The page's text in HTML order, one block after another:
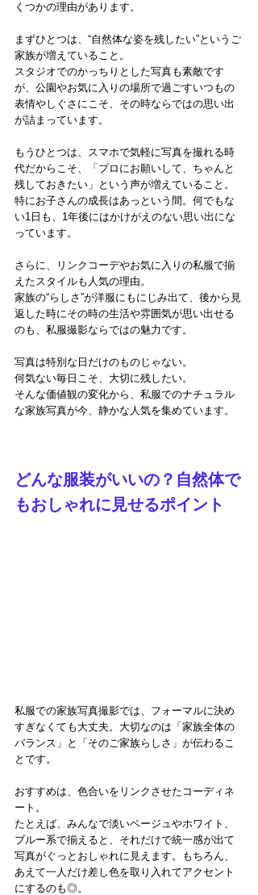
くつかの理由があります。
まずひとつは、“自然体な姿を残したい”というご
家族が増えていること。
スタジオでのかっちりとした写真も素敵です
が、公園やお気に入りの場所で過ごすいつもの
表情やしぐさにこそ、その時ならではの思い出
が詰まっています。
もうひとつは、スマホで気軽に写真を撮れる時
代だからこそ、「プロにお願いして、ちゃんと
残しておきたい」という声が増えていること。
特にお子さんの成長はあっという間。何でもな
い1日も、1年後にはかけがえのない思い出にな
っています。
さらに、リンクコーデやお気に入りの私服で揃
えたスタイルも人気の理由。
家族の“らしさ”が洋服にもにじみ出て、後から見
返した時にその時の生活や雰囲気が思い出せる
のも、私服撮影ならではの魅力です。
写真は特別な日だけのものじゃない。
何気ない毎日こそ、大切に残したい。
そんな価値観の変化から、私服でのナチュラル
な家族写真が今、静かな人気を集めています。
どんな服装がいいの？自然体で
もおしゃれに見せるポイント
私服での家族写真撮影では、フォーマルに決め
すぎなくても大丈夫。大切なのは「家族全体の
バランス」と「そのご家族らしさ」が伝わるこ
とです。
おすすめは、色合いをリンクさせたコーディネ
ート。
たとえば、みんなで淡いベージュやホワイト、
ブルー系で揃えると、それだけで統一感が出て
写真がぐっとおしゃれに見えます。もちろん、
あえて一人だけ差し色を取り入れてアクセント
にするのも◎。